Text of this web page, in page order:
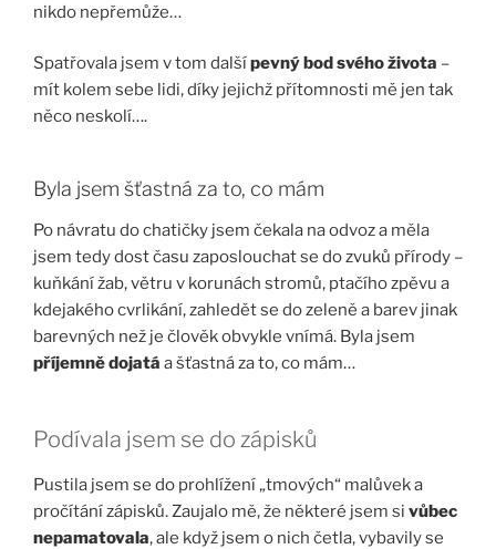
nikdo nepřemůže…
Spatřovala jsem v tom dalšípevný bod svého života –
mít kolem sebe lidi, díky jejichž přítomnosti mě jen tak
něco neskolí….
Byla jsem šťastná za to, co mám
Po návratu do chatičky jsem čekala na odvoz a měla
jsem tedy dost času zaposlouchat se do zvuků přírody –
kuňkání žab, větru v korunách stromů, ptačího zpěvu a
kdejakého cvrlikání, zahledět se do zeleně a barev jinak
barevných než je člověk obvykle vnímá. Byla jsem
příjemně dojatá a šťastná za to, co mám…
Podívala jsem se do zápisků
Pustila jsem se do prohlížení „tmových“ malůvek a
pročítání zápisků. Zaujalo mě, že některé jsem si vůbec
nepamatovala, ale když jsem o nich četla, vybavily se